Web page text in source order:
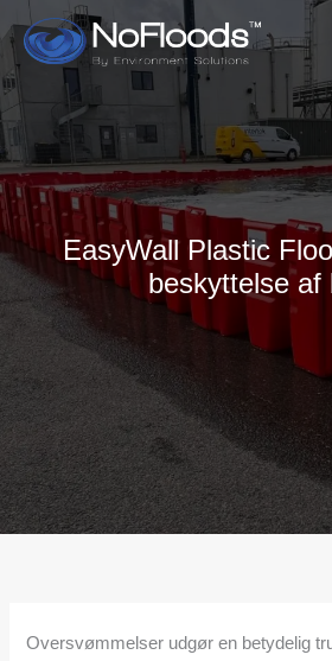
indhold
EasyWall Plastic
beskyttelse af
Oversvømmelser udgør en betydelig